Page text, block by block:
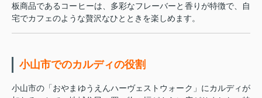
板商品であるコーヒーは、多彩なフレーバーと香りが特徴で、自
宅でカフェのような贅沢なひとときを楽しめます。
小山市でのカルディの役割
小山市の「おやまゆうえんハーヴェストウォーク」にカルディが